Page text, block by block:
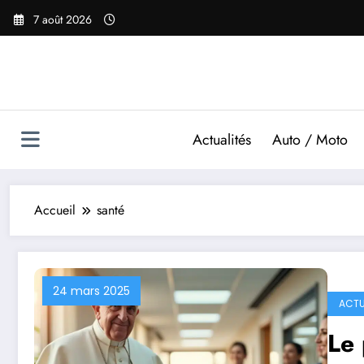
Aller
7 août 2026
Actualités Auto / Moto
Accueil santé
24 mars 2025
Le